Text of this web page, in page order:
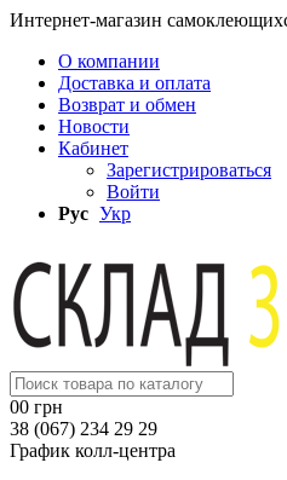
Интернет-магазин
О компании
Доставка и оплата
Возврат и обмен
Новости
Кабинет
Зарегистрироваться
Войти
Рус Укр
00 грн
38 (067) 234 29 29
График колл-центра